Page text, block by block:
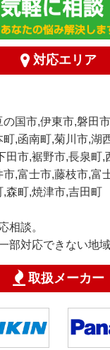
対応エリア
国市,伊東市,磐田
町,函南町,菊川市,湖
田市,裾野市,長泉町,
,富士市,藤枝市,富
森町,焼津市,吉田町
相談。
部対応できない地域
取扱メーカー